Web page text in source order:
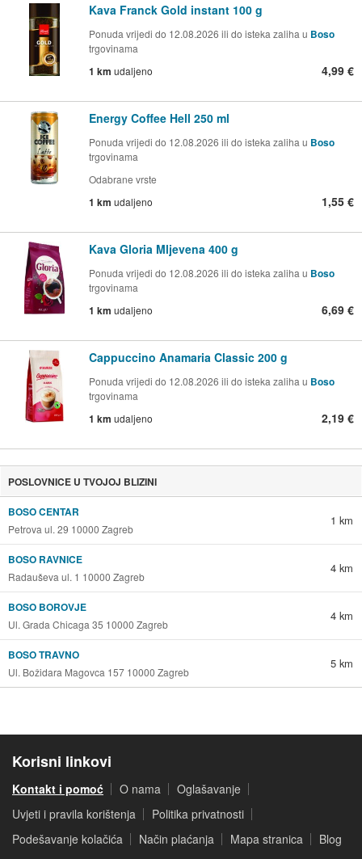
Kava Franck Gold instant 100 g
Ponuda vrijedi do 12.08.2026 ili do isteka zaliha u Boso
trgovinama
1 km udaljeno 4,99 €
Energy Coffee Hell 250 ml
Ponuda vrijedi do 12.08.2026 ili do isteka zaliha u Boso
trgovinama
Odabrane vrste
1 km udaljeno 1,55 €
Kava Gloria Mljevena 400 g
Ponuda vrijedi do 12.08.2026 ili do isteka zaliha u Boso
trgovinama
1 km udaljeno 6,69 €
Cappuccino Anamaria Classic 200 g
Ponuda vrijedi do 12.08.2026 ili do isteka zaliha u Boso
trgovinama
1 km udaljeno 2,19 €
POSLOVNICE U TVOJOJ BLIZINI
BOSO CENTAR
Petrova ul. 29 10000 Zagreb
1 km
BOSO RAVNICE
Radauševa ul. 1 10000 Zagreb
4 km
BOSO BOROVJE
Ul. Grada Chicaga 35 10000 Zagreb
4 km
BOSO TRAVNO
Ul. Božidara Magovca 157 10000 Zagreb
5 km
Korisni linkovi
Kontakt i pomoć O nama
Oglašavanje
Uvjeti i pravila korištenja
Politika privatnosti
Podešavanje kolačića
Način plaćanja Mapa stranica Blog